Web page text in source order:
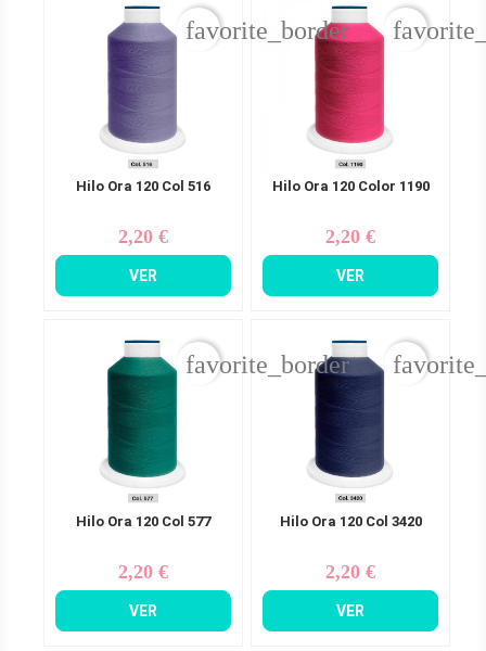
Hilo Ora 120 Col 516
Precio
2,20 €
VER
favorite_border
Hilo Ora 120 Color 1190
Precio
2,20 €
VER
Hilo Ora 120 Col 577
Precio
2,20 €
VER
favorite_border
Hilo Ora 120 Col 3420
Precio
2,20 €
VER